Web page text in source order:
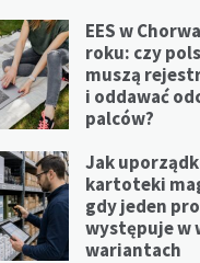
EES w
roku: czy
muszą
i oddawać
palców?
Jak
kartoteki
gdy jeden
występuje w
wariantach